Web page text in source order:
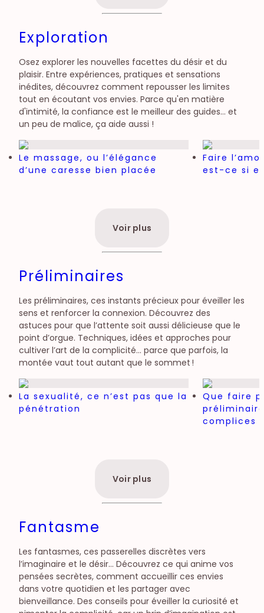
Exploration
Osez explorer les nouvelles facettes du désir et du
plaisir. Entre expériences, pratiques et sensations
inédites, découvrez comment repousser les limites
tout en écoutant vos envies. Parce qu'en matière
d'intimité, la confiance est le meilleur des guides… et
un peu de malice, ça aide aussi !
Le massage, ou l’élégance
d’une caresse bien placée
Faire
est-ce si
Voir plus
Préliminaires
Les préliminaires, ces instants précieux pour éveiller les
sens et renforcer la connexion. Découvrez des
astuces pour que l’attente soit aussi délicieuse que le
point d’orgue. Techniques, idées et approches pour
cultiver l’art de la complicité… parce que parfois, la
montée vaut tout autant que le sommet !
La sexualité, ce n’est pas que la
pénétration
Que faire
complices
Voir plus
Fantasme
Les fantasmes, ces passerelles discrètes vers
l’imaginaire et le désir… Découvrez ce qui anime vos
pensées secrètes, comment accueillir ces envies
dans votre quotidien et les partager avec
bienveillance. Des conseils pour éveiller la curiosité et